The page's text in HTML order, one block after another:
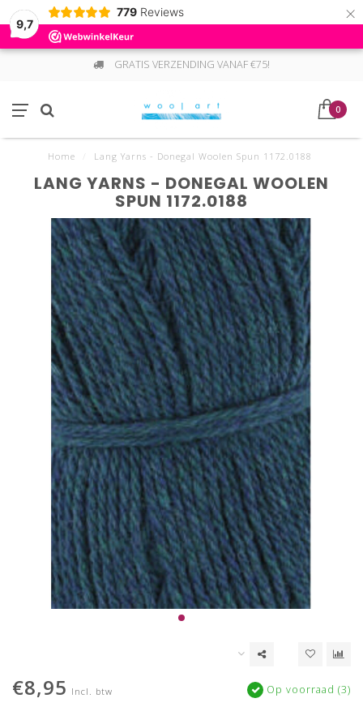
9,7
779 Reviews ×
GRATIS VERZENDING VANAF €75!
0
Home Lang Yarns - Donegal Woolen Spun 1172.0188
LANG YARNS - DONEGAL WOOLEN
SPUN 1172.0188
€8,95 Incl. btw Op voorraad (3)